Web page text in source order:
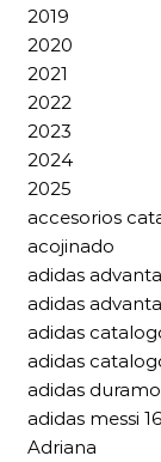
2019
2020
2021
2022
2023
2024
2025
accesorios
acojinado
adidas
adidas
adidas
adidas
adidas
adidas messi
Adriana